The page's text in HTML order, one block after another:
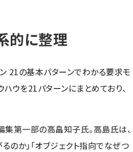
的に整理
21の基本パターンでわかる要求モ
ハウを21パターンにまとめており、
第一部の高畠知子氏。高島氏は、
のか」「オブジェクト指向でなぜつ